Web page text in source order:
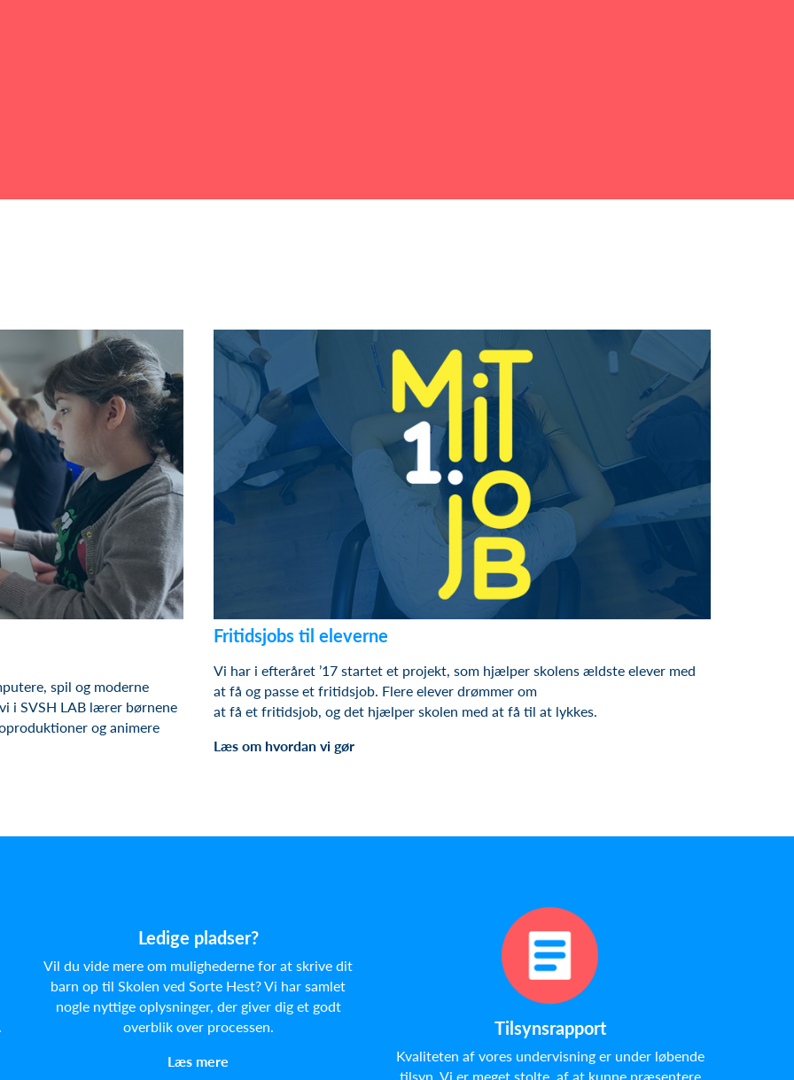
spil og moderne
i SVSH LAB lærer børnene
og animere
Fritidsjobs til eleverne
Vi har i efteråret ’17startetet projekt, som hjælperskolensældsteelever med
atfå og passe etfritidsjob. Flereeleverdrømmerom
atfå etfritidsjob, ogdet hjælperskolen med atfå til at lykkes.
Læs om hvordan vi gør
Ledige pladser?
Vil du vide mere om mulighederne for at skrive dit
barn op til Skolen ved Sorte Hest? Vi har samlet
nogle nyttige oplysninger, der giver dig et godt
overblik over processen.
Læs mere
Tilsynsrapport
Kvaliteten af vores undervisning er under løbende